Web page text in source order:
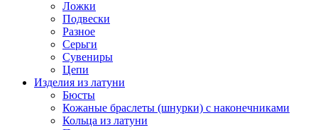
Ложки
Подвески
Разное
Серьги
Сувениры
Цепи
Изделия из латуни
Бюсты
Кожаные браслеты (шнурки) с наконечниками
Кольца из латуни